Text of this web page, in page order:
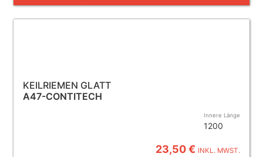
KEILRIEMEN GLATT
A47-CONTITECH
Innere Länge
1200
23,50 € INKL. MWST.